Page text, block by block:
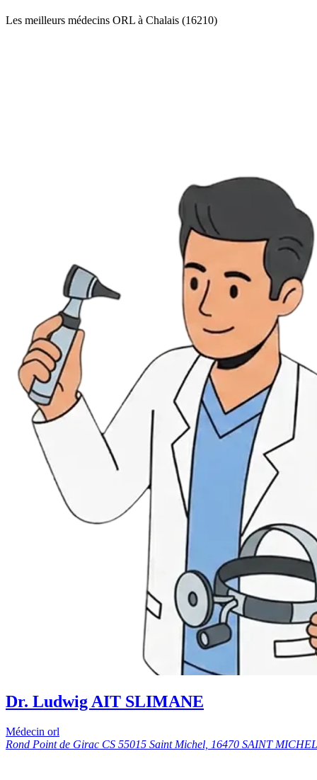
Les meilleurs médecins ORL à Chalais (16210)
Dr. Ludwig AIT SLIMANE
Médecin orl
Rond Point de Girac CS 55015 Saint Michel, 16470 SAINT